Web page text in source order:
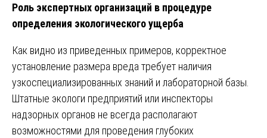
Роль экспертных организаций в процедуре
определения экологического ущерба
Как видно из приведенных примеров, корректное
установление размера вреда требует наличия
узкоспециализированных знаний и лабораторной базы.
Штатные экологи предприятий или инспекторы
надзорных органов не всегда располагают
возможностями для проведения глубоких